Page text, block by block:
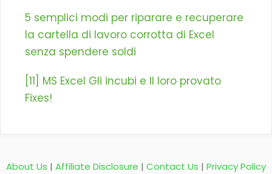
5 semplici modi per riparare e recuperare
la cartella di lavoro corrotta di Excel
senza spendere soldi
[11] MS Excel Gli incubi e Il loro provato
Fixes!
About Us | Affiliate Disclosure | Contact Us | Privacy Policy